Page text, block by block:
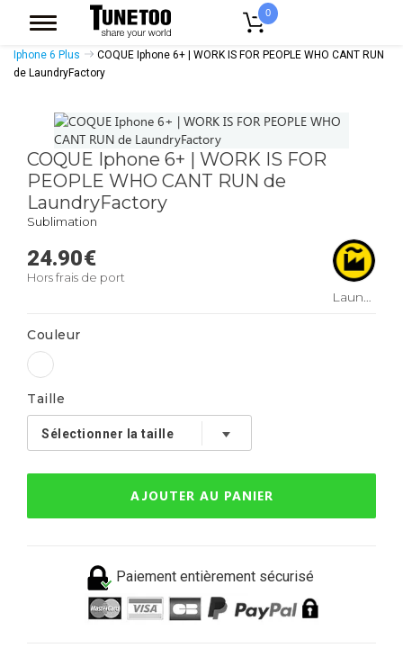
0
Accessoires Casquettes Coques Smartphones
Iphone 6 Plus
COQUE Iphone 6+ | WORK IS FOR PEOPLE WHO CANT RUN
de LaundryFactory
COQUE Iphone 6+ | WORK IS FOR
PEOPLE WHO CANT RUN de
LaundryFactory
Sublimation
24.90€
Hors frais de port
LaundryFactory
Couleur
Taille
AJOUTER AU PANIER
Paiement entièrement sécurisé